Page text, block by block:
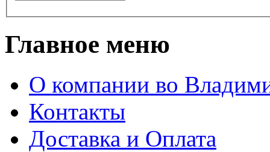
Главное меню
О компании во
Контакты
Доставка и Оплата